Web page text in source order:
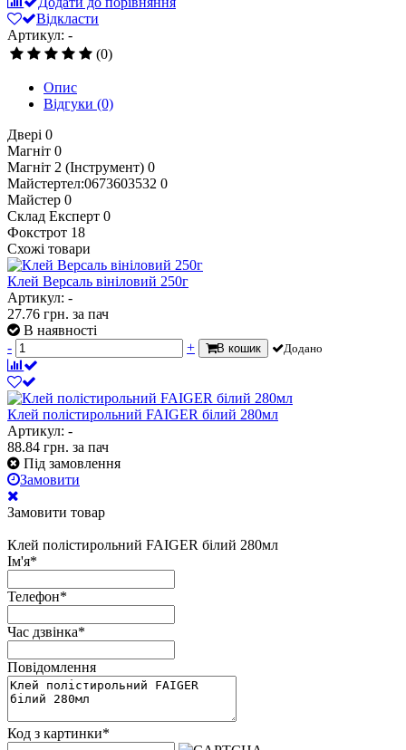
Відкласти
Артикул: -
(0)
Опис
Відгуки (0)
Двері 0
Магніт 0
Магніт 2 (Інструмент) 0
Майстертел:0673603532 0
Майстер 0
Склад Експерт 0
Фокстрот 18
Схожі товари
Клей Версаль вініловий 250г
Артикул: -
27.76 грн. за пач
В наявності
-
+ В кошик Додано
Клей полістирольний FAIGER білий 280мл
Артикул: -
88.84 грн. за пач
Під замовлення
Замовити
Замовити товар
Клей полістирольний FAIGER білий 280мл
Ім'я*
Телефон*
Час дзвінка*
Повідомлення
Код з картинки*